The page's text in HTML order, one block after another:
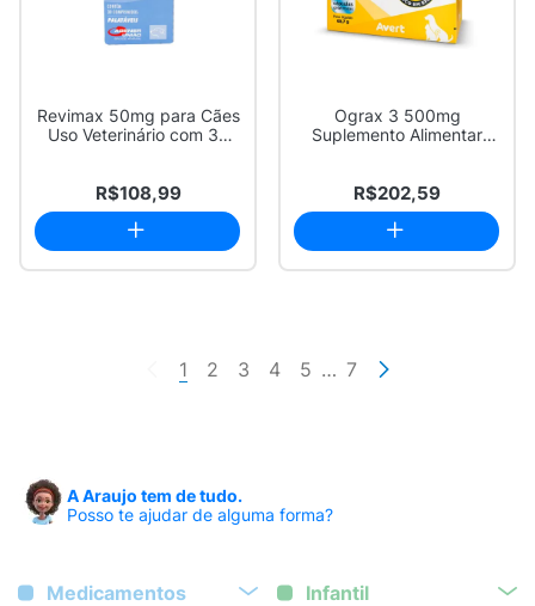
Revimax 50mg para Cães
Uso Veterinário com 30
R$108,99
Ograx 3 500mg
Suplemento Alimentar
R$202,59
1 2 3 4 5 … 7
A Araujo tem de tudo.
Posso te ajudar de alguma forma?
Medicamentos Infantil